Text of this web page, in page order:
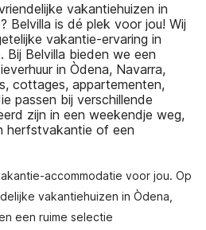
vakantiehuizen in
Belvilla is dé plek voor jou! Wij
vakantie-ervaring in
Bij Belvilla bieden we een
in Òdena, Navarra,
cottages, appartementen,
passen bij verschillende
zijn in een weekendje weg,
herfstvakantie of een
accommodatie voor jou. Op
vakantiehuizen in Òdena,
een ruime selectie